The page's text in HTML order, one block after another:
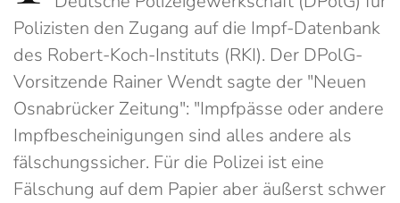
Polizisten den Zugang auf die Impf-Datenbank
des Robert-Koch-Instituts (RKI). Der DPolG-
Vorsitzende Rainer Wendt sagte der "Neuen
Osnabrücker Zeitung": "Impfpässe oder andere
Impfbescheinigungen sind alles andere als
fälschungssicher. Für die Polizei ist eine
Fälschung auf dem Papier aber äußerst schwer